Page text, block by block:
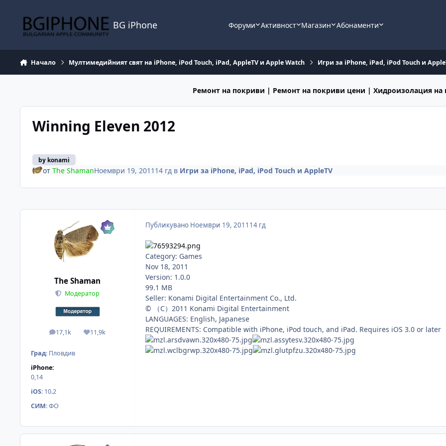
BG iPhone Форуми Активност Магазин Абонаменти
Начало Мултимедийният свят на iPhone, iPod Touch, iPad, AppleTV и Apple Watch Игри за iPhone, iPad, iPod Touch и
Ремонт на покриви | Ремонт на покриви цени | Хидроизолация на
Winning Eleven 2012
by konami
от The ShamanНоември 19, 2011 14 гдв Игри за iPhone, iPad, iPod Touch и AppleTV
The Shaman
Модератор
17,1k
мнения 11,9k
Reputation
Град: Пловдив
iPhone:
0,14
iOS: 10.2
СИМ:ФО
Публикувано Ноември 19, 2011 14 гд
Category: Games
Nov 18, 2011
Version: 1.0.0
99.1 MB
Seller: Konami Digital Entertainment Co., Ltd.
© （C）2011 Konami Digital Entertainment
LANGUAGES: English, Japanese
REQUIREMENTS: Compatible with iPhone, iPod touch, and iPad. Requires iOS 3.0 or later